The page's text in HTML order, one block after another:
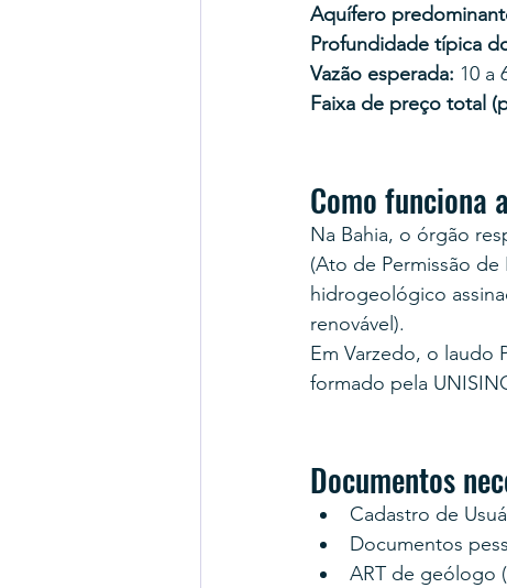
Aquífero
Profundidade típica
Vazão esperada: 10 a
Faixa de preço total
Como funciona
Na Bahia, o órgão
(Ato de Permissão
hidrogeológico
renovável).
Em Varzedo, o laudo
formado pela
Documentos
Cadastro de
Documentos
ART de geólogo